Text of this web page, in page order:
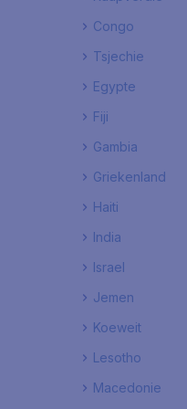
Congo
Tsjechie
Egypte
Fiji
Gambia
Griekenland
Haiti
India
Israel
Jemen
Koeweit
Lesotho
Macedonie